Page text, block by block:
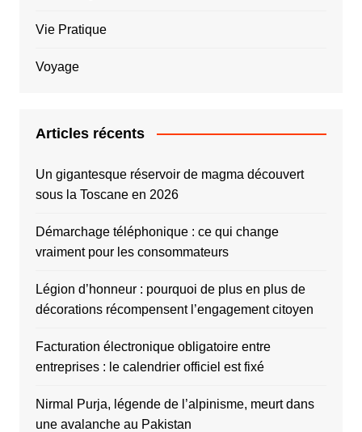
Vie Pratique
Voyage
Articles récents
Un gigantesque réservoir de magma découvert
sous la Toscane en 2026
Démarchage téléphonique : ce qui change
vraiment pour les consommateurs
Légion d’honneur : pourquoi de plus en plus de
décorations récompensent l’engagement citoyen
Facturation électronique obligatoire entre
entreprises : le calendrier officiel est fixé
Nirmal Purja, légende de l’alpinisme, meurt dans
une avalanche au Pakistan